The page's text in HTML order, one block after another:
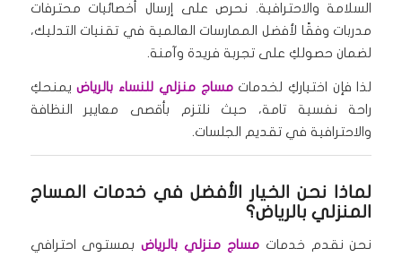
السلامة والاحترافية. نحرص على إرسال أخصائيات محترفات
مدربات وفقًا لأفضل الممارسات العالمية في تقنيات التدليك،
لضمان حصولكِ على تجربة فريدة وآمنة.
لذا فإن اختياركِ لخدماتمساج منزلي للنساء بالرياضيمنحكِ
راحة نفسية تامة، حيث نلتزم بأقصى معايير النظافة
والاحترافية في تقديم الجلسات.
لماذا نحن الخيار الأفضل في خدمات المساج
المنزلي بالرياض؟
نحن نقدم خدماتمساج منزلي بالرياضبمستوى احترافي